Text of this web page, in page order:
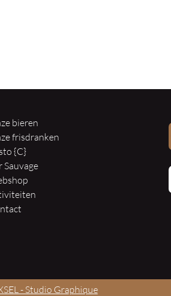
bieren
frisdranken
{C}
Sauvage
- Studio Graphique